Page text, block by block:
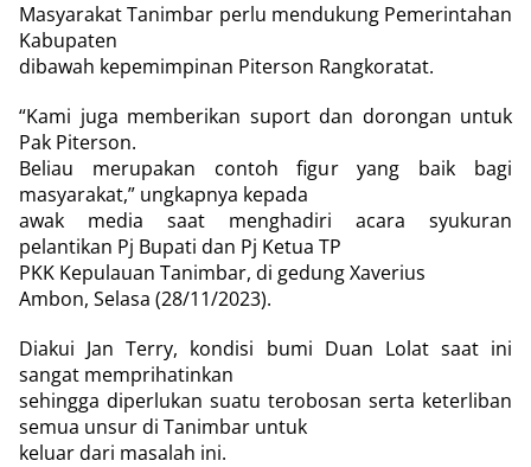
Masyarakat Tanimbar perlu mendukung Pemerintahan
Kabupaten
dibawah kepemimpinan Piterson Rangkoratat.
“Kami juga memberikan suport dan dorongan untuk
Pak Piterson.
Beliau merupakan contoh figur yang baik bagi
masyarakat,” ungkapnya kepada
awak media saat menghadiri acara syukuran
pelantikan Pj Bupati dan Pj Ketua TP
PKK Kepulauan Tanimbar, di gedung Xaverius
Ambon, Selasa (28/11/2023).
Diakui Jan Terry, kondisi bumi Duan Lolat saat ini
sangat memprihatinkan
sehingga diperlukan suatu terobosan serta keterliban
semua unsur di Tanimbar untuk
keluar dari masalah ini.